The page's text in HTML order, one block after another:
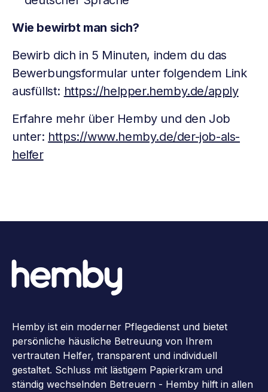
Wie bewirbt man sich?
Bewirb dich in 5 Minuten, indem du das
Bewerbungsformular unter folgendem Link
ausfüllst: https://helpper.hemby.de/apply
Erfahre mehr über Hemby und den Job
unter: https://www.hemby.de/der-job-als-
helfer
Hemby ist ein moderner Pflegedienst und bietet
persönliche häusliche Betreuung von Ihrem
vertrauten Helfer, transparent und individuell
gestaltet. Schluss mit lästigem Papierkram und
ständig wechselnden Betreuern - Hemby hilft in allen